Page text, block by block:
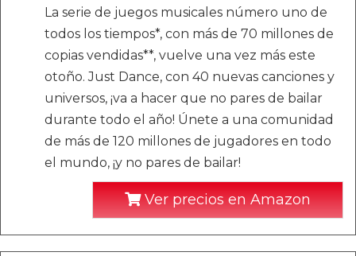
La serie de juegos musicales número uno de
todos los tiempos*, con más de 70 millones de
copias vendidas**, vuelve una vez más este
otoño. Just Dance, con 40 nuevas canciones y
universos, ¡va a hacer que no pares de bailar
durante todo el año! Únete a una comunidad
de más de 120 millones de jugadores en todo
el mundo, ¡y no pares de bailar!
Ver precios en Amazon